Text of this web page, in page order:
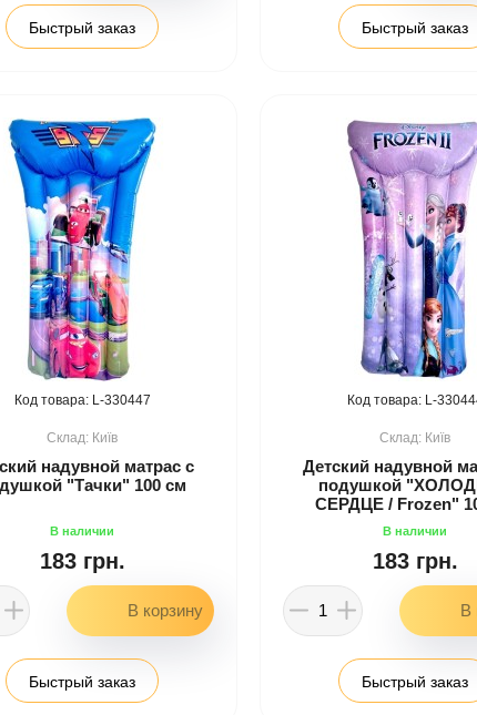
Быстрый заказ Быстрый заказ
330447
Київ
надувной матрас с
"Тачки" 100 см
183 грн.
Быстрый заказ
Київ
Детский надувной
подушкой
СЕРДЦЕ / Frozen"
183 грн.
Быстрый заказ